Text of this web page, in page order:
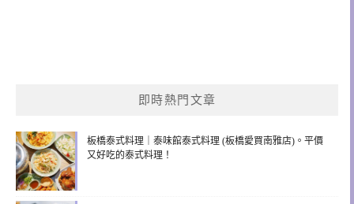
即時熱門文章
板橋泰式料理｜泰味館泰式料理 (板橋愛買南雅店)。平價
又好吃的泰式料理！